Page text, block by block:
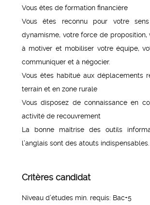
Vous êtes de formation financière
Vous êtes reconnu pour votre
dynamisme, votre force de proposition,
à motiver et mobiliser votre équipe,
communiquer et à négocier.
Vous êtes habitué aux déplacements
terrain et en zone rurale
Vous disposez de connaissance en
activité de recouvrement
La bonne maîtrise des outils
l’anglais sont des atouts indispensables.
Critères candidat
Niveau d’études min. requis: Bac+5